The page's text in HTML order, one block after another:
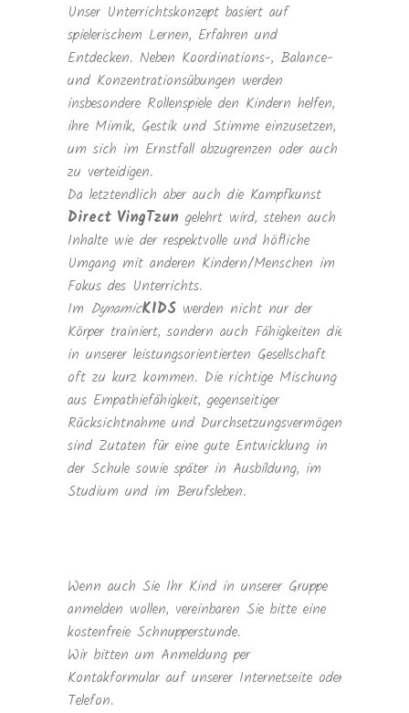
Unser Unterrichtskonzept basiert auf
spielerischem Lernen, Erfahren und
Entdecken. Neben Koordinations-, Balance-
und Konzentrationsübungen werden
insbesondere Rollenspiele den Kindern helfen,
ihre Mimik, Gestik und Stimme einzusetzen,
um sich im Ernstfall abzugrenzen oder auch
zu verteidigen.
Da letztendlich aber auch die Kampfkunst
Direct VingTzun gelehrt wird, stehen auch
Inhalte wie der respektvolle und höfliche
Umgang mit anderen Kindern/Menschen im
Fokus des Unterrichts.
Im DynamicKIDS werden nicht nur der
Körper trainiert, sondern auch Fähigkeiten die
in unserer leistungsorientierten Gesellschaft
oft zu kurz kommen. Die richtige Mischung
aus Empathiefähigkeit, gegenseitiger
Rücksichtnahme und Durchsetzungsvermögen
sind Zutaten für eine gute Entwicklung in
der Schule sowie später in Ausbildung, im
Studium und im Berufsleben.
Wenn auch Sie Ihr Kind in unserer Gruppe
anmelden wollen, vereinbaren Sie bitte eine
kostenfreie Schnupperstunde.
Wir bitten um Anmeldung per
Kontakformular auf unserer Internetseite oder
Telefon.